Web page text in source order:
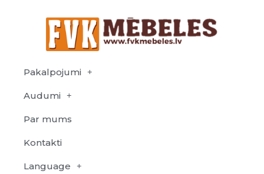
Pakalpojumi
Audumi
Par mums
Kontakti
Language